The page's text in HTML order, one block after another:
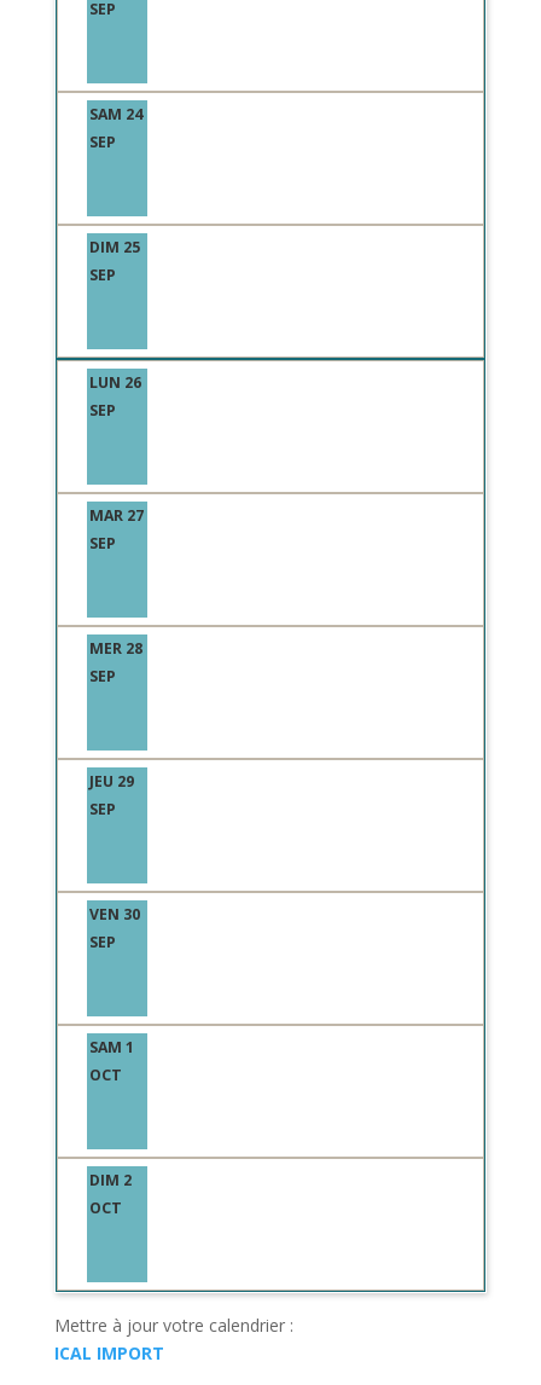
SEP
SAM 24
SEP
DIM 25
SEP
LUN 26
SEP
MAR 27
SEP
MER 28
SEP
JEU 29
SEP
VEN 30
SEP
SAM 1
OCT
DIM 2
OCT
Mettre à jour votre calendrier :
ICAL IMPORT